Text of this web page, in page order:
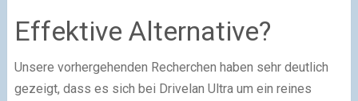
Effektive Alternative?
Unsere vorhergehenden Recherchen haben sehr deutlich
gezeigt, dass es sich bei Drivelan Ultra um ein reines